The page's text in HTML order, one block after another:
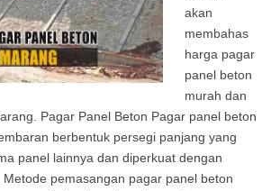
akan
membahas
harga pagar
panel beton
murah dan
Pagar Panel Beton Pagar panel beton
berbentuk persegi panjang yang
panel lainnya dan diperkuat dengan
pemasangan pagar panel beton